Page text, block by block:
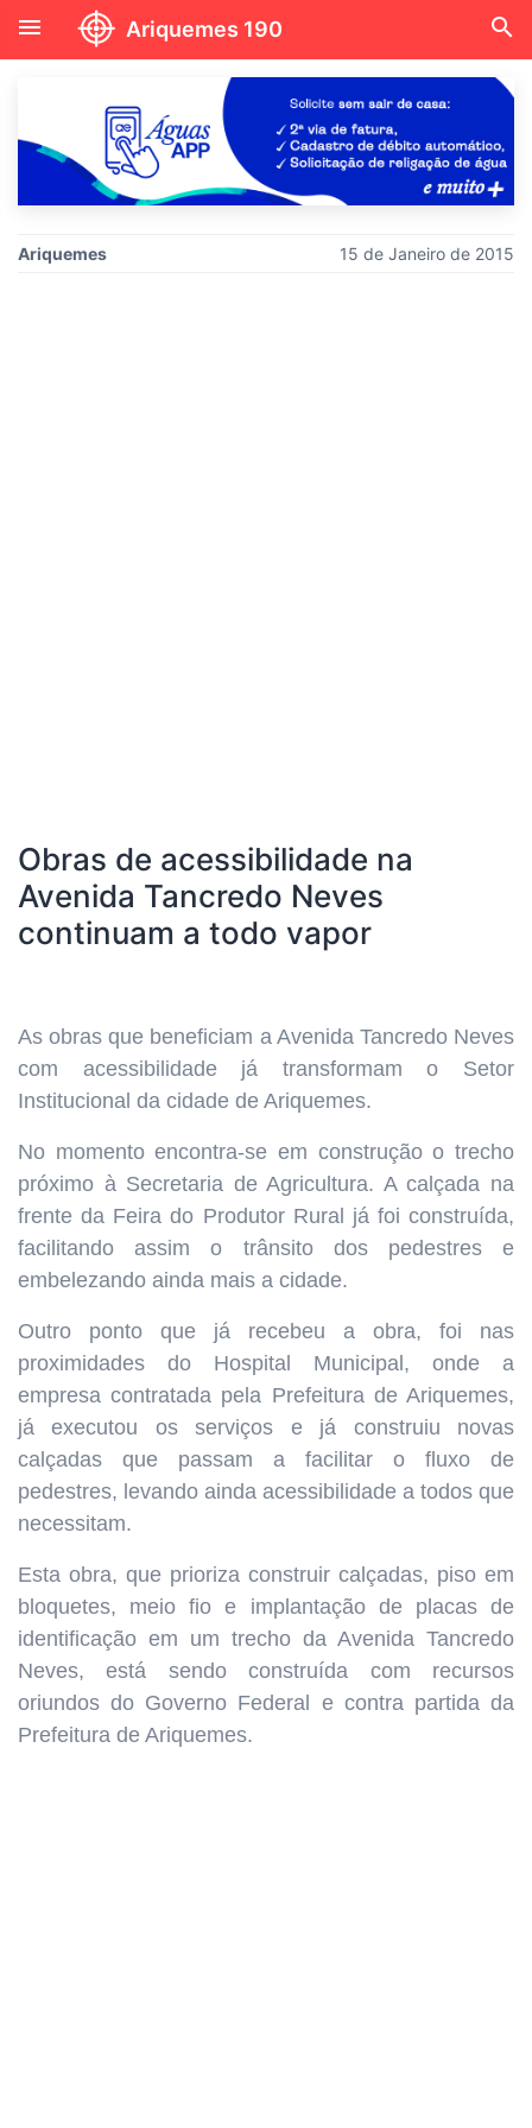
menu Ariquemes 190 search
Ariquemes 15 de Janeiro de 2015
Obras de acessibilidade na
Avenida Tancredo Neves
continuam a todo vapor
As obras que beneficiam a Avenida Tancredo Neves
com acessibilidade já transformam o Setor
Institucional da cidade de Ariquemes.
No momento encontra-se em construção o trecho
próximo à Secretaria de Agricultura. A calçada na
frente da Feira do Produtor Rural já foi construída,
facilitando assim o trânsito dos pedestres e
embelezando ainda mais a cidade.
Outro ponto que já recebeu a obra, foi nas
proximidades do Hospital Municipal, onde a
empresa contratada pela Prefeitura de Ariquemes,
já executou os serviços e já construiu novas
calçadas que passam a facilitar o fluxo de
pedestres, levando ainda acessibilidade a todos que
necessitam.
Esta obra, que prioriza construir calçadas, piso em
bloquetes, meio fio e implantação de placas de
identificação em um trecho da Avenida Tancredo
Neves, está sendo construída com recursos
oriundos do Governo Federal e contra partida da
Prefeitura de Ariquemes.